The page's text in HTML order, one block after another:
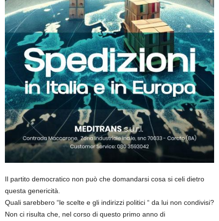
Il partito democratico non può che domandarsi cosa si celi dietro
questa genericità.
Quali sarebbero “le scelte e gli indirizzi politici “ da lui non condivisi?
Non ci risulta che, nel corso di questo primo anno di